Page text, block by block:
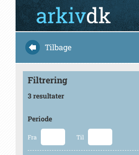
Tilbage
Filtrering
3 resultater
Periode
Fra Til